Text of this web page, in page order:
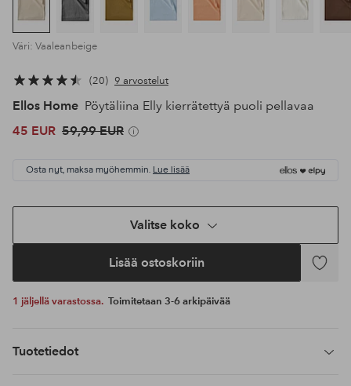
Väri: Vaaleanbeige
20 9 arvostelut
Ellos Home Pöytäliina Elly kierrätettyä puoli pellavaa
45 EUR 59,99 EUR
Osta nyt, maksa myöhemmin. Lue lisää
Valitse koko
Lisää ostoskoriin
Lisää
1 jäljellä varastossa. Toimitetaan 3-6 arkipäivää
Tuotetiedot